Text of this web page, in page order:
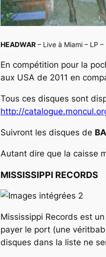
HEADWAR – Live à Miami – LP
En compétition pour la
aux USA de 2011 en
Tous ces disques sont
http://
Suivront les disques de
Autant dire que la caisse
MISSISSIPPI RECORDS
Mississippi Records est
payer le port (une
disques dans la liste ne